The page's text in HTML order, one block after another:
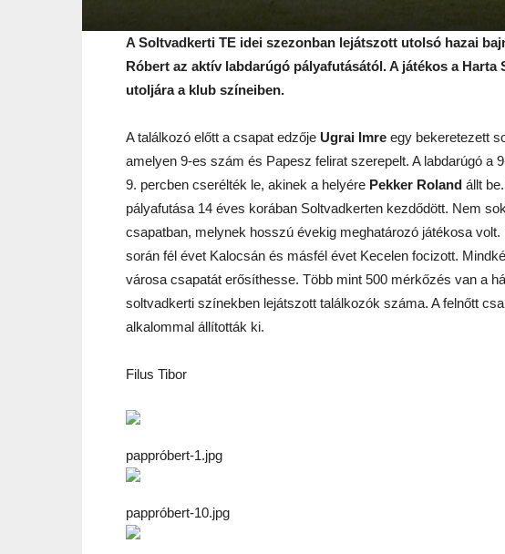
A Soltvadkerti TE idei szezonban lejátszott utolsó hazai
Róbert az aktív labdarúgó pályafutásától. A játékos a Harta
utoljára a klub színeiben.
A találkozó előtt a csapat edzője Ugrai Imre egy bekeretezett
amelyen 9-es szám és Papesz felirat szerepelt. A labdarúgó a
9. percben cserélték le, akinek a helyére Pekker Roland állt
pályafutása 14 éves korában Soltvadkerten kezdődött. Nem
csapatban, melynek hosszú évekig meghatározó játékosa
során fél évet Kalocsán és másfél évet Kecelen focizott.
városa csapatát erősíthesse. Több mint 500 mérkőzés van a
soltvadkerti színekben lejátszott találkozók száma. A felnőtt
alkalommal állították ki.
Filus Tibor
pappróbert-1.jpg
pappróbert-10.jpg